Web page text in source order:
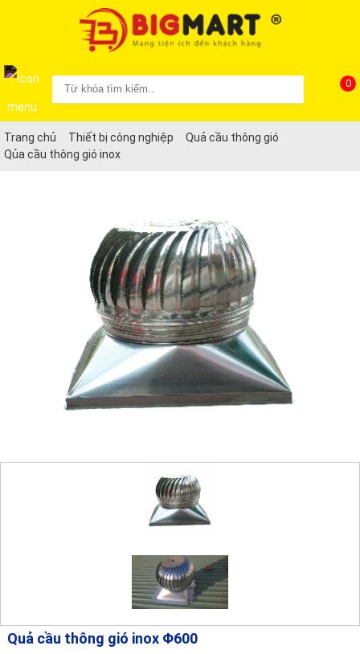
0
Trang chủ Thiết bị công nghiệp
Quả cầu thông gió
Qủa cầu thông gió inox
Quả cầu thông gió inox Φ600